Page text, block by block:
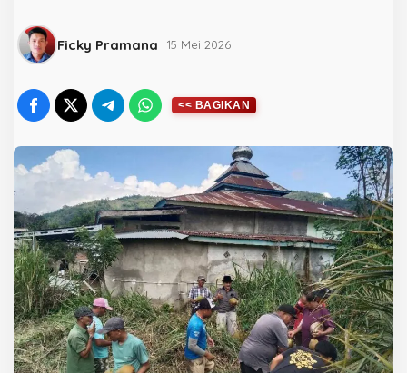
Ficky Pramana 15 Mei 2026